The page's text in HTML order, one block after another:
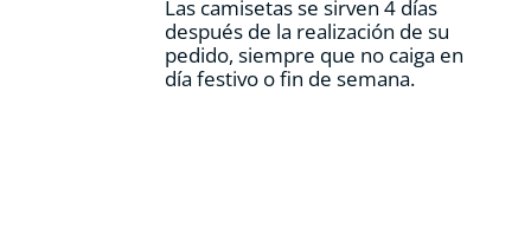
Las camisetas se sirven 4 días
después de la realización de su
pedido, siempre que no caiga en
día festivo o fin de semana.